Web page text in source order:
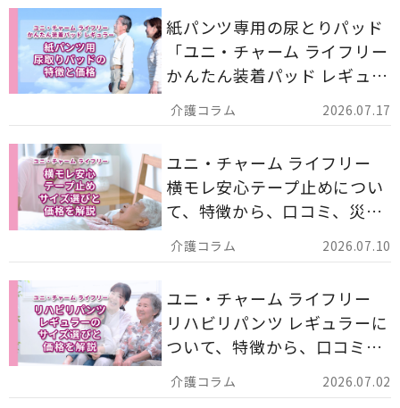
2026.07.17
紙パンツ専用の尿とりパッド
「ユニ・チャーム ライフリー
かんたん装着パッド レギュラ
ー 計162枚」について解説し
ます。
2026.07.10
ユニ・チャーム ライフリー
横モレ安心テープ止めについ
て、特徴から、口コミ、災害
備蓄としての活用法まで分か
りやすく解説します。
2026.07.02
ユニ・チャーム ライフリー
リハビリパンツ レギュラーに
ついて、特徴から、口コミ、
災害備蓄としての活用法まで
分かりやすく解説します。